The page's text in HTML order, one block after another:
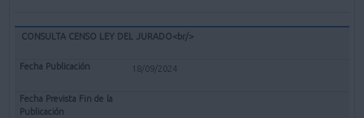
CONSULTA CENSO LEY DEL JURADO<br/>
18/09/2024